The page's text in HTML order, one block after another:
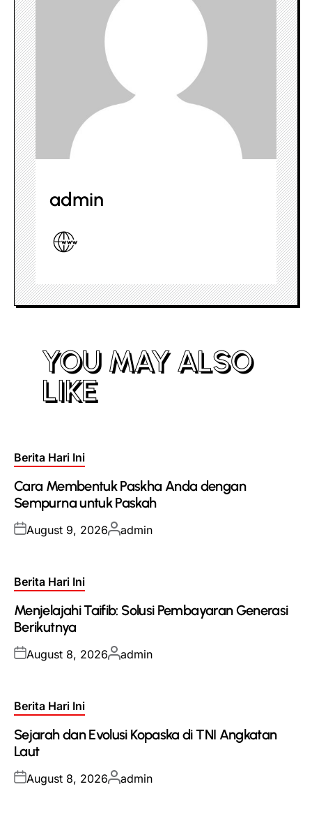
admin
YOU MAY ALSO
LIKE
Posted
Berita Hari Ini
Cara Membentuk Paskha Anda dengan
Sempurna untuk Paskah
Posted
August 9, 2026Posted
admin
Posted
Berita Hari Ini
Menjelajahi Taifib: Solusi Pembayaran Generasi
Berikutnya
Posted
August 8, 2026Posted
admin
Posted
Berita Hari Ini
Sejarah dan Evolusi Kopaska di TNI Angkatan
Laut
Posted
August 8, 2026Posted
admin